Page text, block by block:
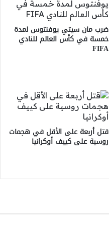
ضرب مان سيتي يوفنتوس لمدة
خمسة في كأس العالم للنادي
FIFA
قتل أربعة على الأقل في هجمات
روسية على كييف أوكرانيا